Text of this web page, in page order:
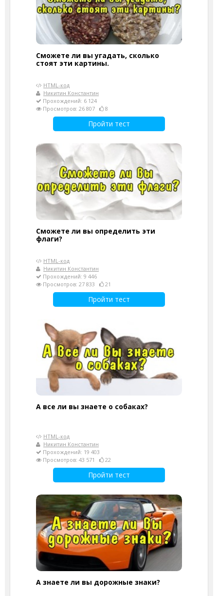
Сможете ли вы угадать, сколько
стоят эти картины.
HTML-код
Никитин Константин
Прохождений: 6 124
Просмотров: 26 807
8
Пройти тест
Сможете ли вы определить эти
флаги?
HTML-код
Никитин Константин
Прохождений: 9 446
Просмотров: 27 833
21
Пройти тест
А все ли вы знаете о собаках?
HTML-код
Никитин Константин
Прохождений: 19 403
Просмотров: 43 571
22
Пройти тест
А знаете ли вы дорожные знаки?